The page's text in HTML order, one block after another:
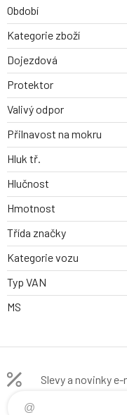
Období
Kategorie zboží
Dojezdová
Protektor
Valivý odpor
Přilnavost na mokru
Hluk tř.
Hlučnost
Hmotnost
Třída značky
Kategorie vozu
Typ VAN
MS
Slevy a novinky